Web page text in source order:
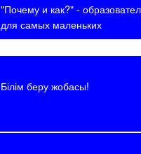
"Почему и как?"-
для самых маленьких
Білім беру жобасы!